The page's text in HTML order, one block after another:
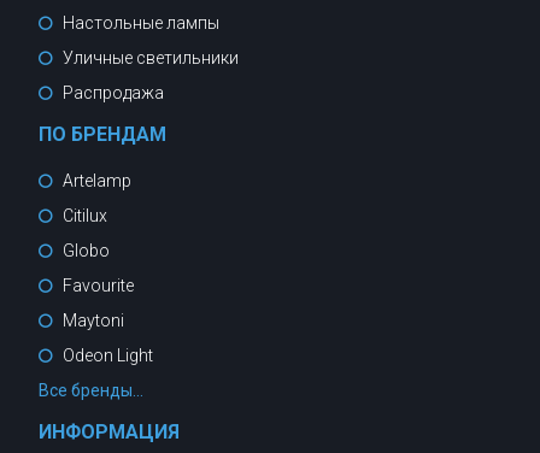
Настольные лампы
Уличные светильники
Распродажа
ПО БРЕНДАМ
Artelamp
Citilux
Globo
Favourite
Maytoni
Odeon Light
Все бренды...
ИНФОРМАЦИЯ